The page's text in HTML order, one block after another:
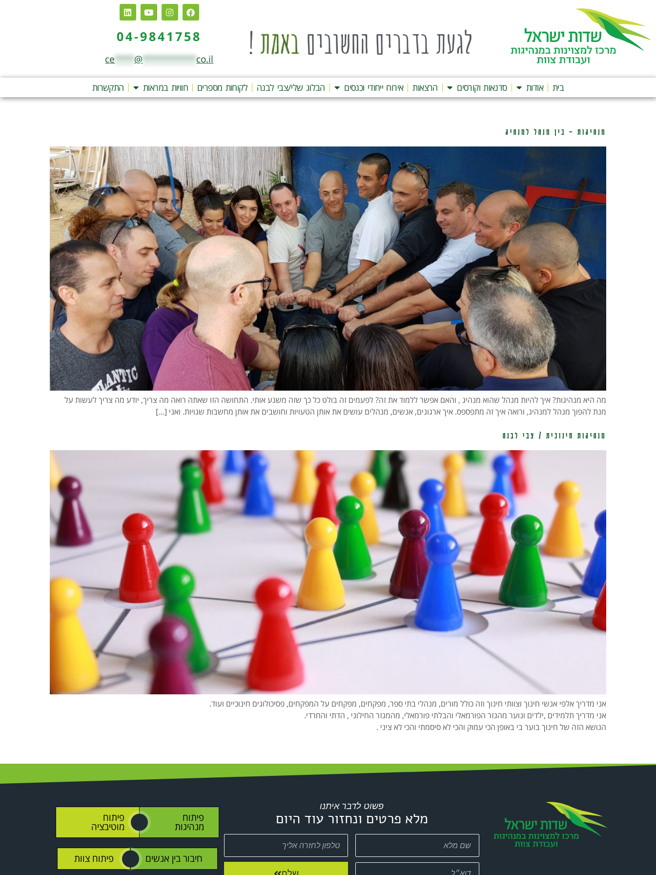
לגעת בדברים החשובים באמת !
04-9841758
ce****@***********co.il
בית אודות סדנאות וקורסים הרצאות אירוח ייחודי וכנסים הבלוג שלי/צבי לבנה לקוחות מספרים חוויות במראות התקשרות
מנהיגות – בין מנהל למנהיג
מה היא מנהיגות? איך להיות מנהל שהוא מנהיג , והאם אפשר ללמוד את זה? לפעמים זה בולט כל כך שזה משגע אותי. התחושה הזו שאתה רואה מה צריך, יודע מה צריך לעשות על
מנת להפוך מנהל למנהיג, ורואה איך זה מתפספס. איך ארגונים, אנשים, מנהלים עושים את אותן הטעויות וחושבים את אותן מחשבות שגויות. ואני […]
מנהיגות חינוכית / צבי לבנה
אני מדריך אלפי אנשי חינוך וצוותי חינוך וזה כולל מורים, מנהלי בתי ספר, מפקחים, מפקחים על המפקחים, פסיכולוגים חינוכיים ועוד.
אני מדריך תלמידים ,ילדים ונוער מהגזר הפורמאלי והבלתי פורמאלי, מהמגזר החילוני , הדתי והחרדי.
הנושא הזה של חינוך בוער בי באופן הכי עמוק והכי לא סיסמתי והכי לא ציני .
פשוט לדבר איתנו
מלא פרטים ונחזור עוד היום פיתוח
מנהיגות
פיתוח
מוטיבציה
חיבור בין אנשים פיתוח צוות